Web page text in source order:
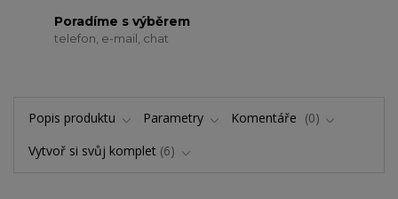
Poradíme s výběrem
telefon, e-mail, chat
Popis produktu Parametry Komentáře
0
Vytvoř si svůj komplet 6